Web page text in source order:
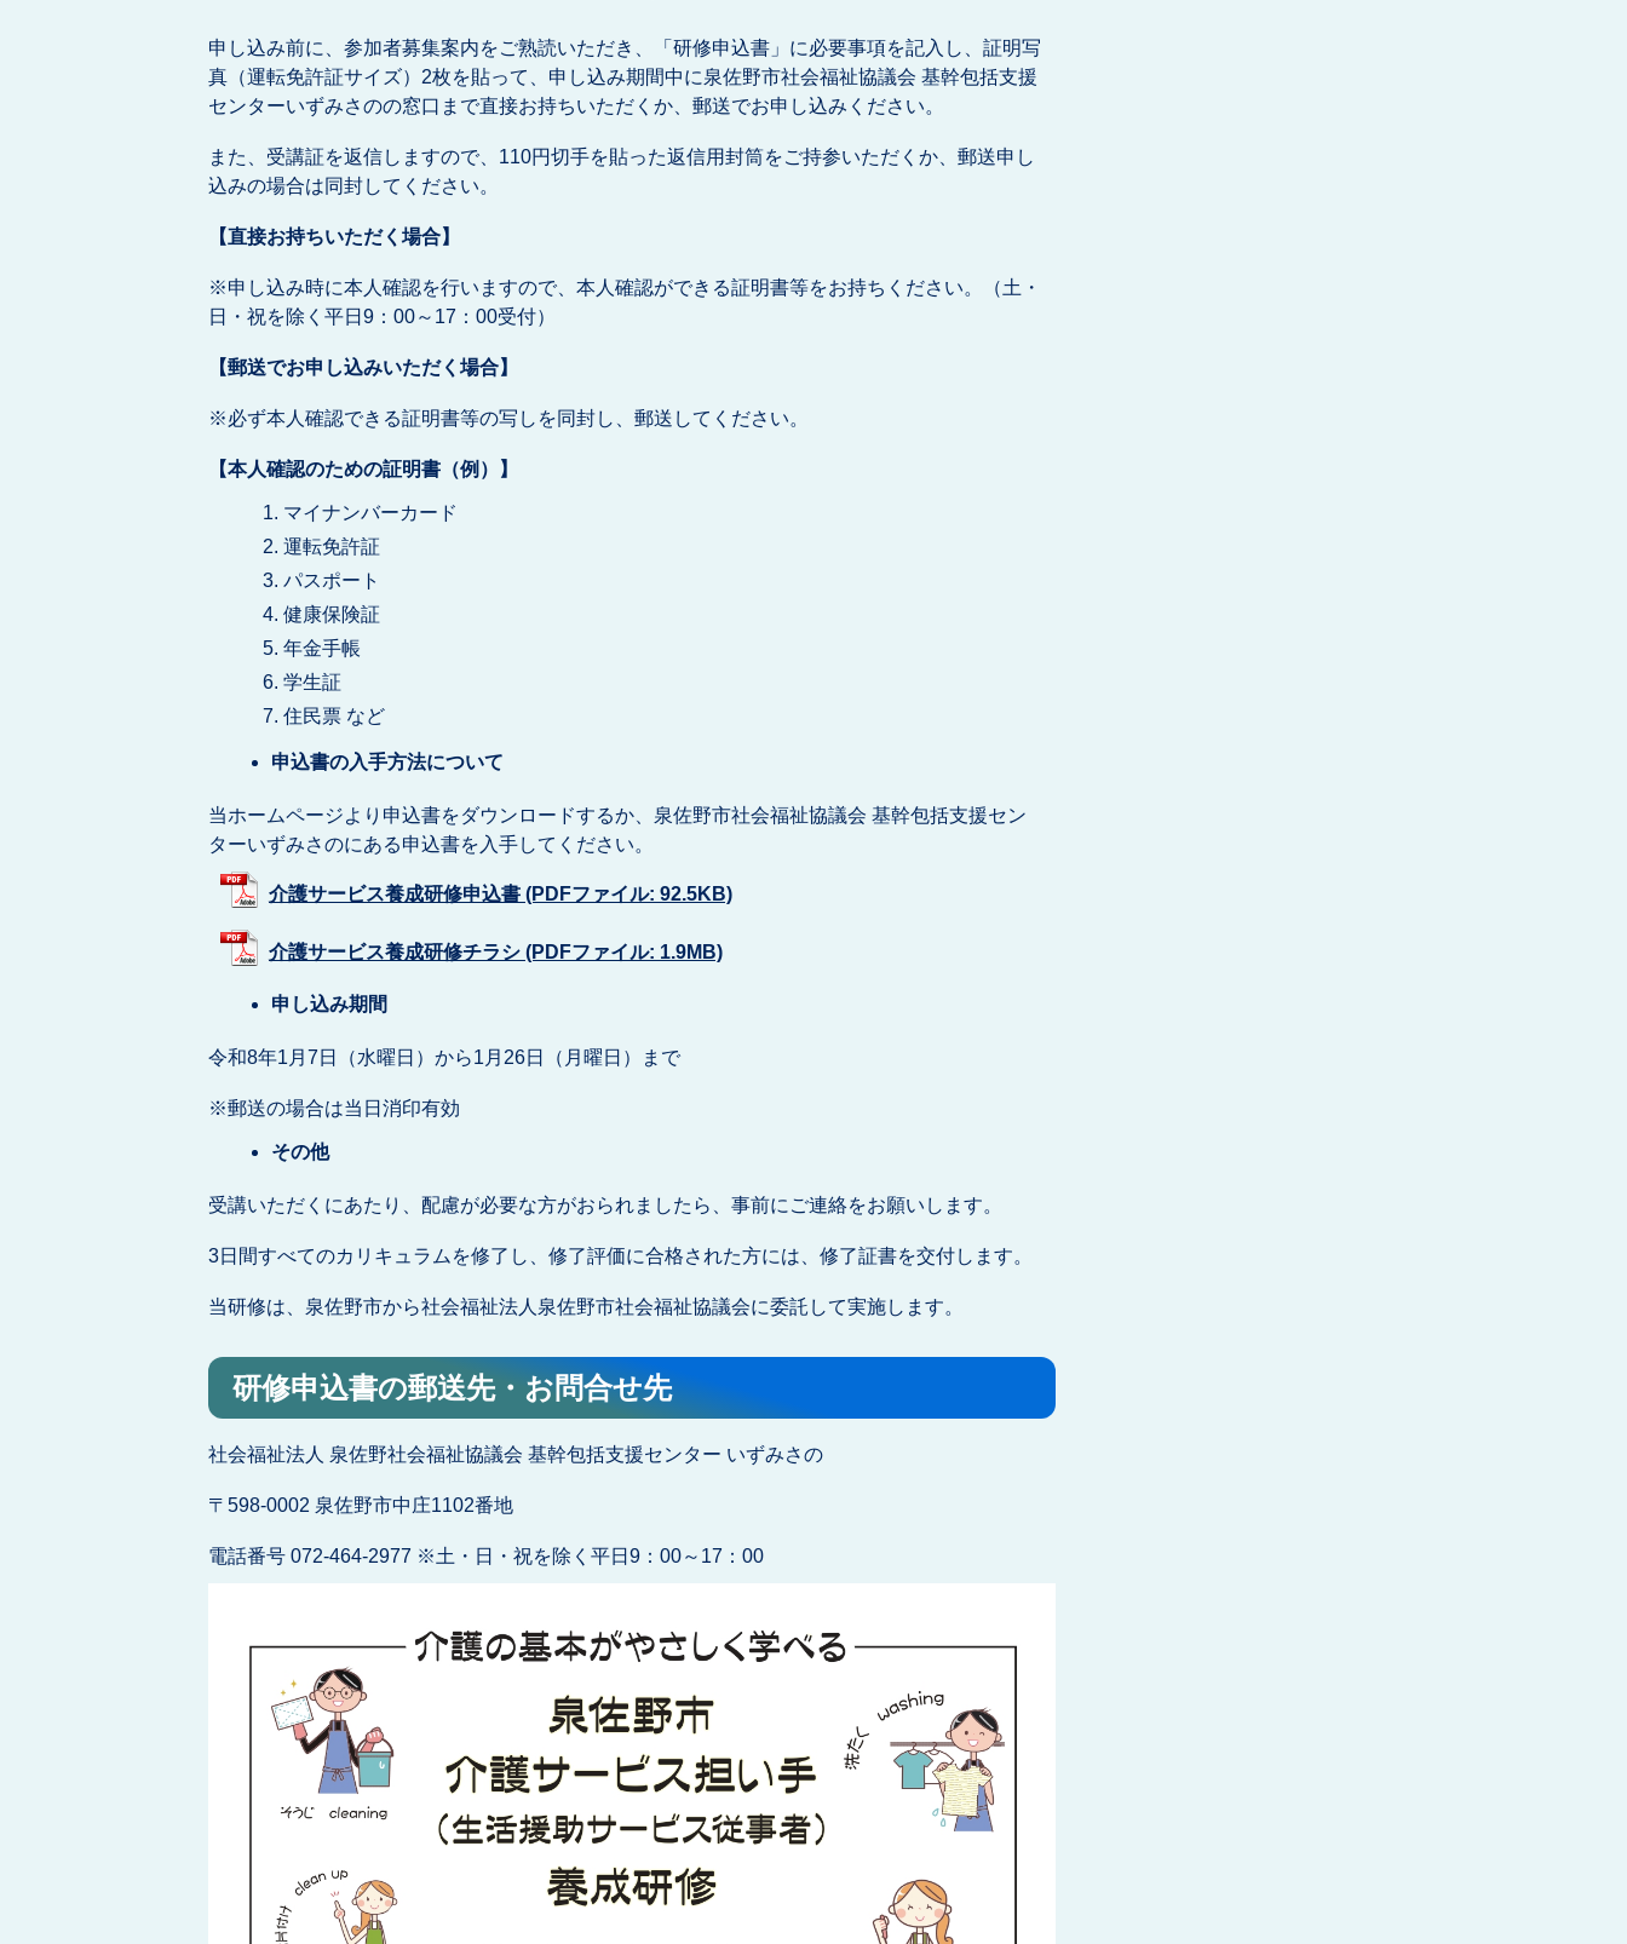
申し込み前に、参加者募集案内をご熟読いただき、「研修申込書」に必要事項を記入し、証明写
真（運転免許証サイズ）2枚を貼って、申し込み期間中に泉佐野市社会福祉協議会 基幹包括支援
センターいずみさのの窓口まで直接お持ちいただくか、郵送でお申し込みください。
また、受講証を返信しますので、110円切手を貼った返信用封筒をご持参いただくか、郵送申し
込みの場合は同封してください。
【直接お持ちいただく場合】
※申し込み時に本人確認を行いますので、本人確認ができる証明書等をお持ちください。（土・
日・祝を除く平日9：00～17：00受付）
【郵送でお申し込みいただく場合】
※必ず本人確認できる証明書等の写しを同封し、郵送してください。
【本人確認のための証明書（例）】
マイナンバーカード
運転免許証
パスポート
健康保険証
年金手帳
学生証
住民票 など
申込書の入手方法について
当ホームページより申込書をダウンロードするか、泉佐野市社会福祉協議会 基幹包括支援セン
ターいずみさのにある申込書を入手してください。
介護サービス養成研修申込書 (PDFファイル: 92.5KB)
介護サービス養成研修チラシ (PDFファイル: 1.9MB)
申し込み期間
令和8年1月7日（水曜日）から1月26日（月曜日）まで
※郵送の場合は当日消印有効
その他
受講いただくにあたり、配慮が必要な方がおられましたら、事前にご連絡をお願いします。
3日間すべてのカリキュラムを修了し、修了評価に合格された方には、修了証書を交付します。
当研修は、泉佐野市から社会福祉法人泉佐野市社会福祉協議会に委託して実施します。
研修申込書の郵送先・お問合せ先
社会福祉法人 泉佐野社会福祉協議会 基幹包括支援センター いずみさの
〒598-0002 泉佐野市中庄1102番地
電話番号 072-464-2977 ※土・日・祝を除く平日9：00～17：00